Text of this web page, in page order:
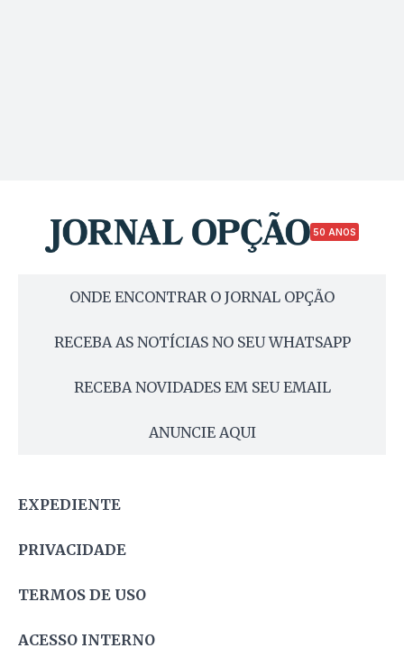
50 ANOS
ONDE ENCONTRAR O JORNAL OPÇÃO
RECEBA AS NOTÍCIAS NO SEU WHATSAPP
RECEBA NOVIDADES EM SEU EMAIL
ANUNCIE AQUI
EXPEDIENTE
PRIVACIDADE
TERMOS DE USO
ACESSO INTERNO